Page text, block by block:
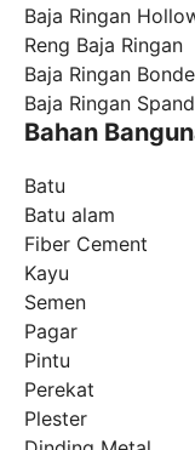
Baja Ringan
Reng Baja Ringan
Baja Ringan
Baja Ringan
Bahan
Batu
Batu alam
Fiber Cement
Kayu
Semen
Pagar
Pintu
Perekat
Plester